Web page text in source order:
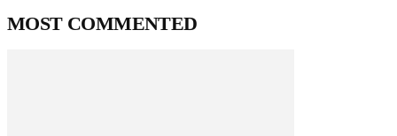
MOST COMMENTED